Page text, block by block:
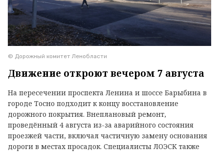
© Дорожный комитет Ленобласти
Движение откроют вечером 7 августа
На пересечении проспекта Ленина и шоссе Барыбина в
городе Тосно подходит к концу восстановление
дорожного покрытия. Внеплановый ремонт,
проведённый 4 августа из-за аварийного состояния
проезжей части, включал частичную замену основания
дороги в местах просадок. Специалисты ЛОЭСК также